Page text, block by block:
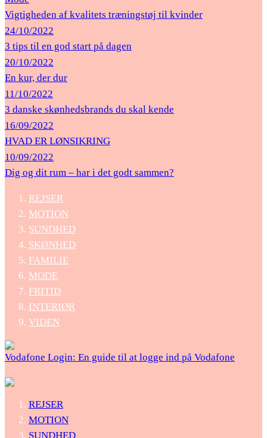
Vigtigheden af ​​kvalitets træningstøj til kvinder
24/10/2022
3 tips til en god start på dagen
20/10/2022
En kur, der dur
11/10/2022
3 danske skønhedsbrands du skal kende
16/09/2022
HVAD ER LØNSIKRING
10/09/2022
Dig og dit rum – har i det godt sammen?
REJSER
MOTION
SUNDHED
SKØNHED
FAMILIE
MODE
FRITID
INTERIØR
VIDEN
Vodafone Login: En guide til at logge ind på Vodafone
REJSER
MOTION
SUNDHED